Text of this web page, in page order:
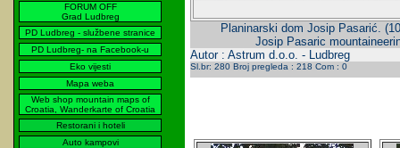
FORUM OFF
Grad Ludbreg
PD Ludbreg - službene stranice
PD Ludbreg- na Facebook-u
Eko vijesti
Mapa weba
Web shop mountain maps of
Croatia, Wanderkarte of Croatia
Restorani i hoteli
Auto kampovi
Planinarski dom Josip Pasarić.
Josip Pasaric
Autor : Astrum d.o.o. - Ludbreg
Sl.br: 280 Broj pregleda : 218 Com : 0